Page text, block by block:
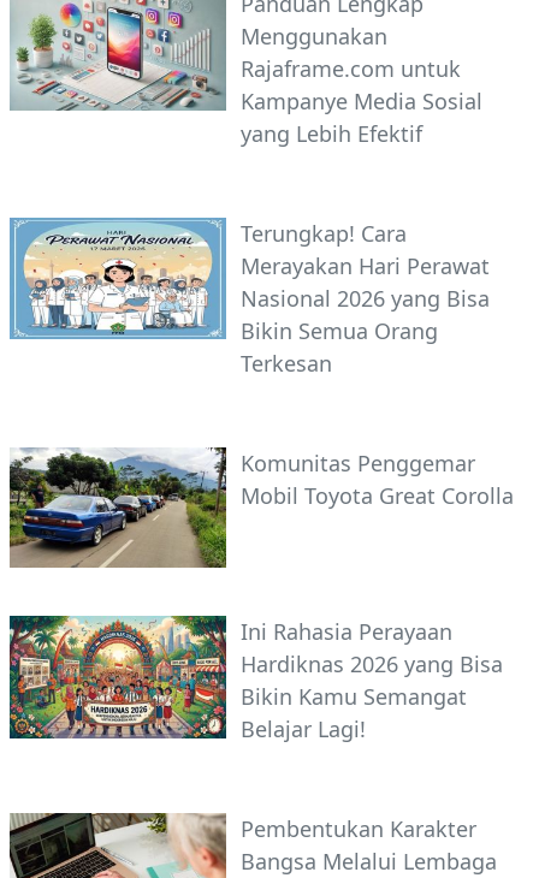
Menggunakan
Rajaframe.com untuk
Kampanye Media Sosial
yang Lebih Efektif
Terungkap! Cara
Merayakan Hari Perawat
Nasional 2026 yang Bisa
Bikin Semua Orang
Terkesan
Komunitas Penggemar
Mobil Toyota Great Corolla
Ini Rahasia Perayaan
Hardiknas 2026 yang Bisa
Bikin Kamu Semangat
Belajar Lagi!
Pembentukan Karakter
Bangsa Melalui Lembaga